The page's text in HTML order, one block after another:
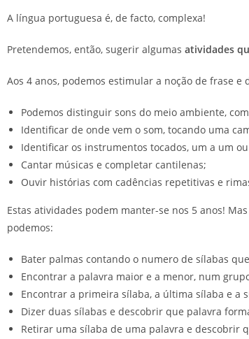
A língua portuguesa é, de facto, complexa!
Pretendemos, então, sugerir algumas atividades
Aos 4 anos, podemos estimular a noção de frase
Podemos distinguir sons do meio ambiente,
Identificar de onde vem o som, tocando uma
Identificar os instrumentos tocados, um a um
Cantar músicas e completar cantilenas;
Ouvir histórias com cadências repetitivas e
Estas atividades podem manter-se nos 5 anos!
podemos:
Bater palmas contando o numero de sílabas
Encontrar a palavra maior e a menor, num
Encontrar a primeira sílaba, a última sílaba e a
Dizer duas sílabas e descobrir que palavra
Retirar uma sílaba de uma palavra e descobrir